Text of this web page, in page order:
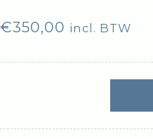
€350,00 incl. BTW
Flysch